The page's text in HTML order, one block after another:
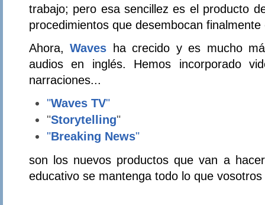
trabajo; pero esa sencillez es el producto
procedimientos que desembocan
Ahora,Waves ha crecido y es mucho
audios en inglés. Hemos incorporado
narraciones...
"Waves TV"
"Storytelling"
"Breaking News"
son los nuevos productos que van a
educativo se mantenga todo lo que